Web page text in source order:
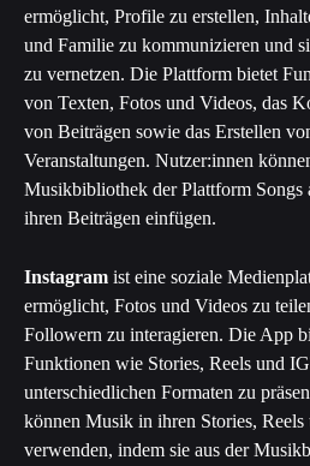
ermöglicht, Profile zu erstellen,
und Familie zu kommunizieren und
zu vernetzen. Die Plattform bietet
von Texten, Fotos und Videos, das
von Beiträgen sowie das Erstellen
Veranstaltungen. Nutzer:innen
Musikbibliothek der Plattform Songs
ihren Beiträgen einfügen.
Instagram ist eine soziale
ermöglicht, Fotos und Videos zu
Followern zu interagieren. Die App
Funktionen wie Stories, Reels und
unterschiedlichen Formaten zu
können Musik in ihren Stories,
verwenden, indem sie aus der